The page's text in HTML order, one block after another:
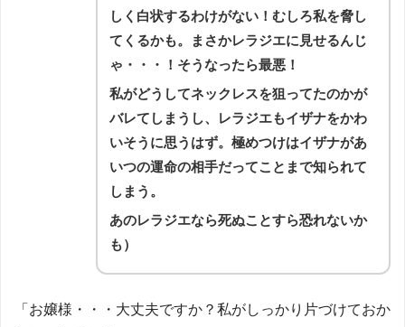
しく白状するわけがない！むしろ私を脅し
てくるかも。まさかレラジエに見せるんじ
ゃ・・・！そうなったら最悪！
私がどうしてネックレスを狙ってたのかが
バレてしまうし、レラジエもイザナをかわ
いそうに思うはず。極めつけはイザナがあ
いつの運命の相手だってことまで知られて
しまう。
あのレラジエなら死ぬことすら恐れないか
も）
「お嬢様・・・大丈夫ですか？私がしっかり片づけておか